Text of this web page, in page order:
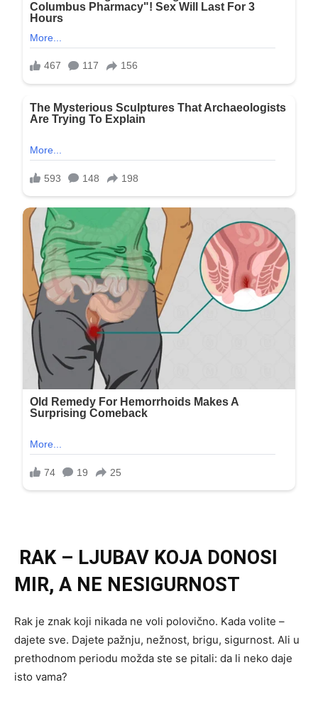
RAK – LJUBAV KOJA DONOSI
MIR, A NE NESIGURNOST
Rak je znak koji nikada ne voli polovično. Kada volite –
dajete sve. Dajete pažnju, nežnost, brigu, sigurnost. Ali u
prethodnom periodu možda ste se pitali: da li neko daje
isto vama?